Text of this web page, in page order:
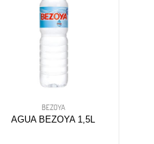
BEZOYA
AGUA BEZOYA 1,5L